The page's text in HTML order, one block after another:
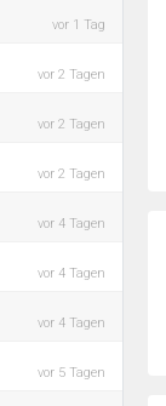
vor 1 Tag
vor 2 Tagen
vor 2 Tagen
vor 2 Tagen
vor 4 Tagen
vor 4 Tagen
vor 4 Tagen
vor 5 Tagen